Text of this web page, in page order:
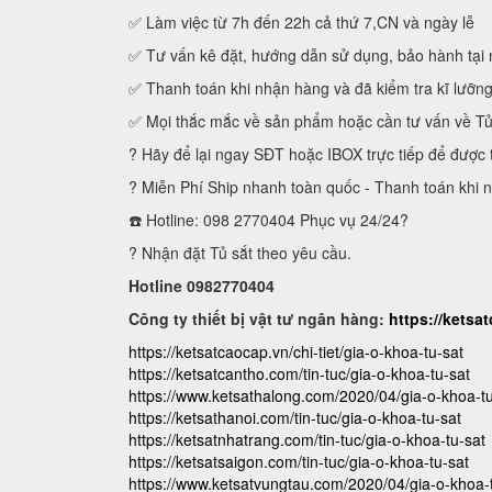
✅ Làm việc từ 7h đến 22h cả thứ 7,CN và ngày lễ
✅ Tư vấn kê đặt, hướng dẫn sử dụng, bảo hành tại
✅ Thanh toán khi nhận hàng và đã kiểm tra kĩ
✅ Mọi thắc mắc về sản phẩm hoặc cần tư vấn về
? Hãy để lại ngay SĐT hoặc IBOX trực tiếp để được
? Miễn Phí Ship nhanh toàn quốc - Thanh toán khi
☎️ Hotline: 098 2770404 Phục vụ 24/24?
? Nhận đặt Tủ sắt theo yêu cầu.
Hotline 0982770404
Công ty thiết bị vật tư ngân hàng: https://
https://ketsatcaocap.vn/chi-tiet/gia-o-khoa-tu-sat
https://ketsatcantho.com/tin-tuc/gia-o-khoa-tu-sat
https://www.ketsathalong.com/2020/04/gia-o-khoa-
https://ketsathanoi.com/tin-tuc/gia-o-khoa-tu-sat
https://ketsatnhatrang.com/tin-tuc/gia-o-khoa-tu-sat
https://ketsatsaigon.com/tin-tuc/gia-o-khoa-tu-sat
https://www.ketsatvungtau.com/2020/04/gia-o-